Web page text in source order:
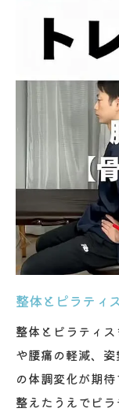
整体とピラティ
整体とピラティ
や腰痛の軽減、
の体調変化が期
整えたうえでピ